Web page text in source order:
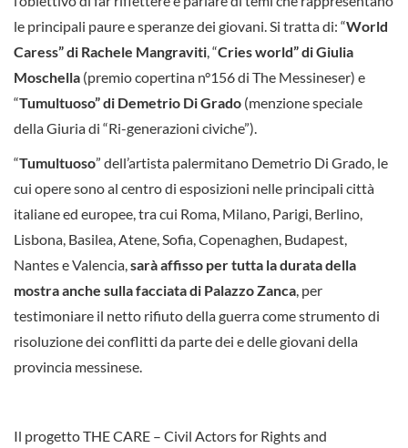
le principali paure e speranze dei giovani. Si tratta di: “World
Caress” di Rachele Mangraviti, “Cries world” di Giulia
Moschella (premio copertina n°156 di The Messineser) e
“Tumultuoso” di Demetrio Di Grado (menzione speciale
della Giuria di “Ri-generazioni civiche”).
“Tumultuoso” dell’artista palermitano Demetrio Di Grado, le
cui opere sono al centro di esposizioni nelle principali città
italiane ed europee, tra cui Roma, Milano, Parigi, Berlino,
Lisbona, Basilea, Atene, Sofia, Copenaghen, Budapest,
Nantes e Valencia,sarà affisso per tutta la durata della
mostra anche sulla facciata di Palazzo Zanca, per
testimoniare il netto rifiuto della guerra come strumento di
risoluzione dei conflitti da parte dei e delle giovani della
provincia messinese.
Il progetto THE CARE – Civil Actors for Rights and